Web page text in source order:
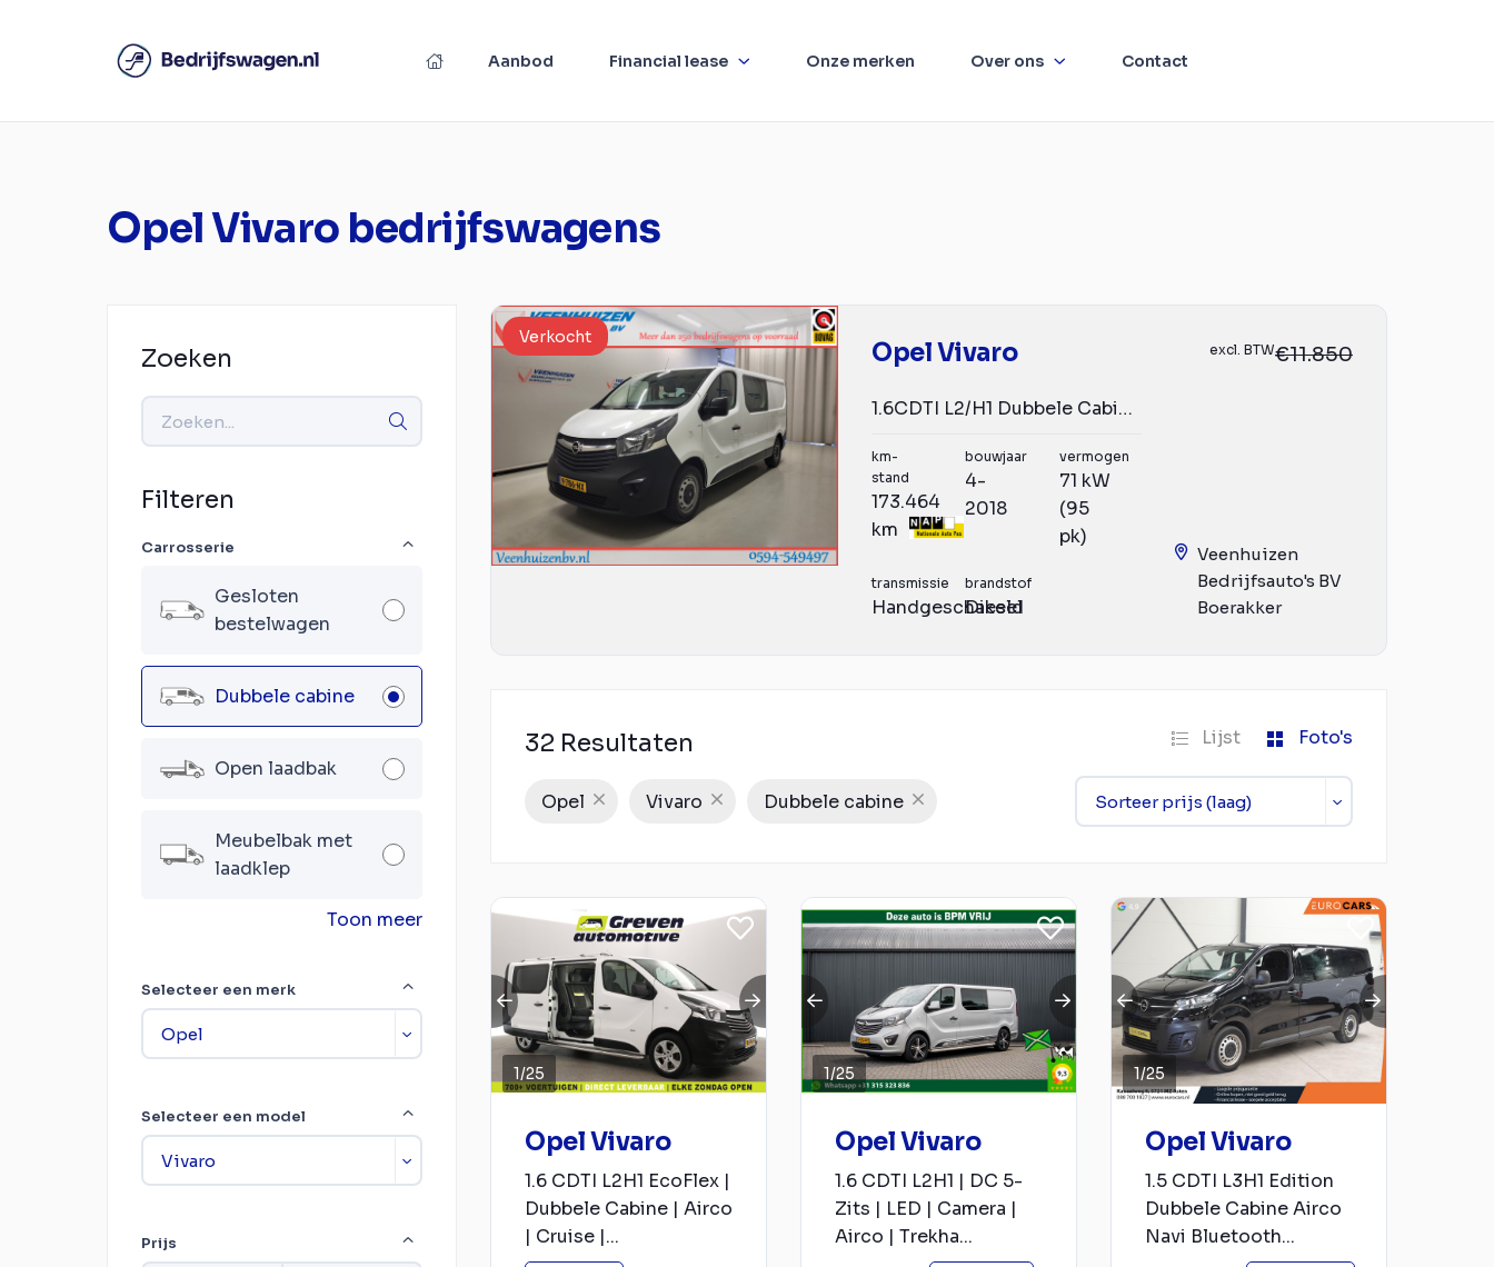
Aanbod Financial lease Onze merken Over ons Contact
Opel Vivaro bedrijfswagens
Zoeken
Filteren
Carrosserie
Gesloten
bestelwagen
Dubbele cabine
Open laadbak
Meubelbak met
laadklep
Toon meer
Selecteer een merk
Selecteer een model
Prijs
Verkocht
Opel Vivaro
1.6CDTI L2/H1 Dubbele Cabine Euro 6!
excl. BTW€11.850
km-
stand
173.464
km
bouwjaar
4-
2018
vermogen
71 kW
(95
pk)
transmissie
Handgeschakeld
brandstof
Diesel
Veenhuizen
Bedrijfsauto's BV
Boerakker
32 Resultaten Lijst Foto's
Opel Vivaro Dubbele cabine
1/25
Opel Vivaro
1.6 CDTI L2H1 EcoFlex |
Dubbele Cabine | Airco
| Cruise |...
1/25
Opel Vivaro
1.6 CDTI L2H1 | DC 5-
Zits | LED | Camera |
Airco | Trekha...
1/25
Opel Vivaro
1.5 CDTI L3H1 Edition
Dubbele Cabine Airco
Navi Bluetooth...